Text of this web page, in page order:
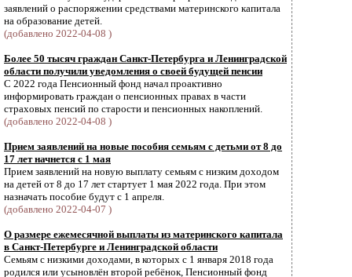
заявлений о распоряжении средствами материнского капитала
на образование детей.
(добавлено 2022-04-08 )
Более 50 тысяч граждан Санкт-Петербурга и Ленинградской
области получили уведомления о своей будущей пенсии
С 2022 года Пенсионный фонд начал проактивно
информировать граждан о пенсионных правах в части
страховых пенсий по старости и пенсионных накоплений.
(добавлено 2022-04-08 )
Прием заявлений на новые пособия семьям с детьми от 8 до
17 лет начнется с 1 мая
Прием заявлений на новую выплату семьям с низким доходом
на детей от 8 до 17 лет стартует 1 мая 2022 года. При этом
назначать пособие будут с 1 апреля.
(добавлено 2022-04-07 )
О размере ежемесячной выплаты из материнского капитала
в Санкт-Петербурге и Ленинградской области
Семьям с низкими доходами, в которых с 1 января 2018 года
родился или усыновлён второй ребёнок, Пенсионный фонд